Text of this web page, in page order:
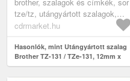
brother, szalagok és címkék, sor
tze/tz, utángyártott szalagok,
fekete
cdrmarket.hu
Hasonlók, mint Utángyártott szalag
Brother TZ-131 / TZe-131, 12mm x
8m, fekete nyomtatás / átlátszó
alapon